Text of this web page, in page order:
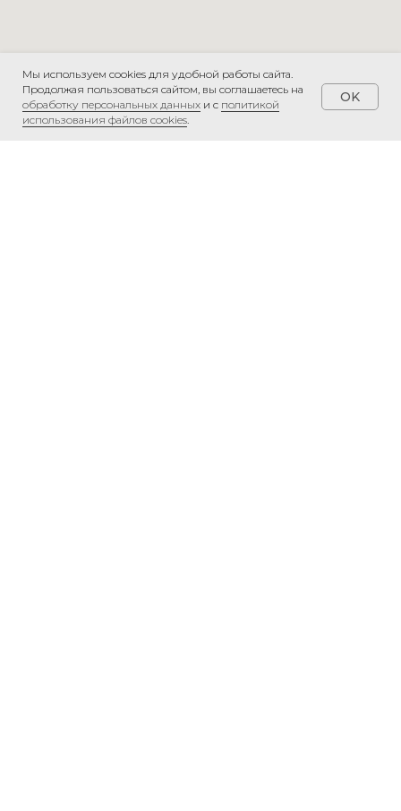
Мы используем cookies для удобной работы сайта.
Продолжая пользоваться сайтом, вы соглашаетесь на
обработку персональных данных и с политикой
использования файлов cookies.
OK